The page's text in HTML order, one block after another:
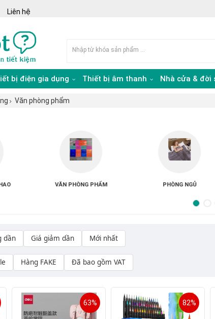
Liên hệ
bị điện gia dụng Thiết bị âm thanh Nhà cửa & đời
Văn phòng phẩm
CỤ NHÀ BẾP ĐÈN & ÁNH SÁNG SỨC
dần Giá giảm dần Mới nhất
Hàng FAKE Đã bao gồm VAT
63% 82%